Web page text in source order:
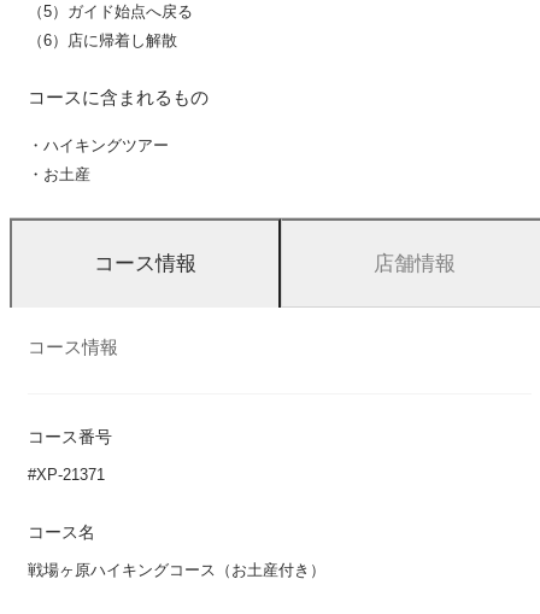
（5）ガイド始点へ戻る
（6）店に帰着し解散
コースに含まれるもの
・ハイキングツアー
・お土産
コース情報 店舗情報
コース情報
コース番号
#XP-21371
コース名
戦場ヶ原ハイキングコース（お土産付き）